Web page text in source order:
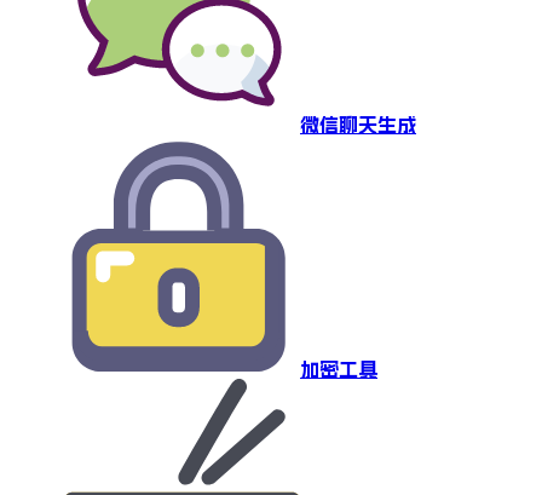
微信聊天生成
加密工具